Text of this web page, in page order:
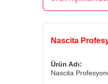
Nascita
Ürün Adı:
Nascita